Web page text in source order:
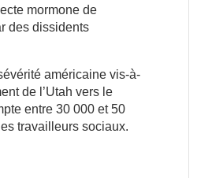
mormone de
des dissidents
américaine vis-à-
de l’Utah vers le
entre 30 000 et 50
travailleurs sociaux.